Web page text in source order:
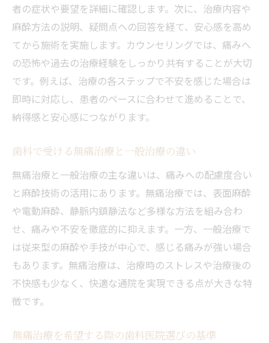
歯科の無痛治療にかかる費用の目安を解説
歯科で無痛治療は保険適用されるか調べよ
う
歯科の無痛治療と費用負担を抑えるコツ
経済的な負担を抑えた無痛歯科治療の選択
無痛歯科治療と費用面の安心を両立させる
方法
口コミで話題の無痛歯科体験談を紹介
歯科無痛治療の口コミでよくある評判を分
析
歯科で実際に無痛治療を体験した人の声
口コミを活用した歯科の無痛治療選び方
歯科の口コミから見る無痛治療の満足度と
者の症状や要望を詳細に確認します。次に、治療内容や
麻酔方法の説明、疑問点への回答を経て、安心感を高め
てから施術を実施します。カウンセリングでは、痛みへ
の恐怖や過去の治療経験をしっかり共有することが大切
です。例えば、治療の各ステップで不安を感じた場合は
即時に対応し、患者のペースに合わせて進めることで、
納得感と安心感につながります。
歯科で受ける無痛治療と一般治療の違い
無痛治療と一般治療の主な違いは、痛みへの配慮度合い
と麻酔技術の活用にあります。無痛治療では、表面麻酔
や電動麻酔、静脈内鎮静法など多様な方法を組み合わ
せ、痛みや不安を徹底的に抑えます。一方、一般治療で
は従来型の麻酔や手技が中心で、感じる痛みが強い場合
もあります。無痛治療は、治療時のストレスや治療後の
不快感も少なく、快適な通院を実現できる点が大きな特
徴です。
無痛治療を希望する際の歯科医院選びの基準